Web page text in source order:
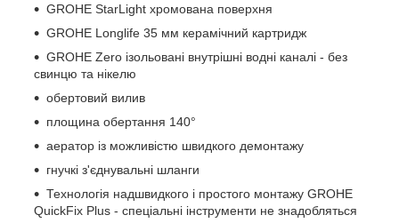
GROHE StarLight хромована поверхня
GROHE Longlife 35 мм керамічний картридж
GROHE Zero ізольовані внутрішні водні каналі - без
свинцю та нікелю
обертовий вилив
площина обертання 140°
аератор із можливістю швидкого демонтажу
гнучкі з'єднувальні шланги
Технологія надшвидкого і простого монтажу GROHE
QuickFix Plus - спеціальні інструменти не знадобляться